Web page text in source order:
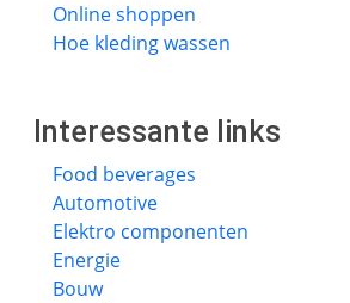
Online shoppen
Hoe kleding wassen
Interessante links
Food beverages
Automotive
Elektro componenten
Energie
Bouw